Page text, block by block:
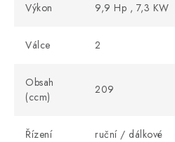
Výkon 9,9 Hp , 7,3 KW
Válce 2
Obsah
(ccm)
209
Řízení ruční / dálkové